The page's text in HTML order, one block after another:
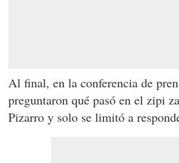
Al final, en la conferencia de
preguntaron qué pasó en el zipi
Pizarro y solo se limitó a